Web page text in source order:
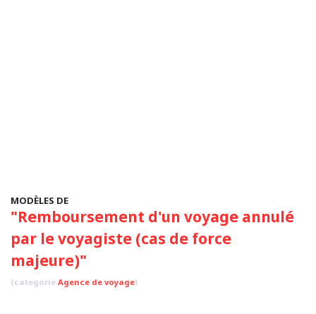
MODÈLES DE
"Remboursement d'un voyage annulé
par le voyagiste (cas de force
majeure)"
(categorie Agence de voyage)